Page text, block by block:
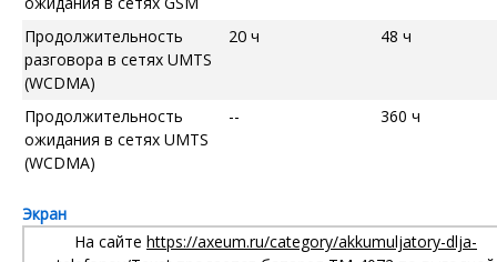
Продолжительность
разговора в сетях UMTS
(WCDMA)
20 ч 48 ч
Продолжительность
ожидания в сетях UMTS
(WCDMA)
-- 360 ч
Экран
На сайте https://axeum.ru/category/akkumuljatory-dlja-